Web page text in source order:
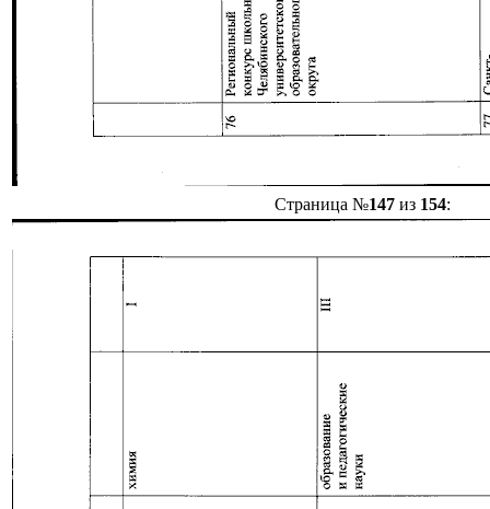
Страница №147из 154: